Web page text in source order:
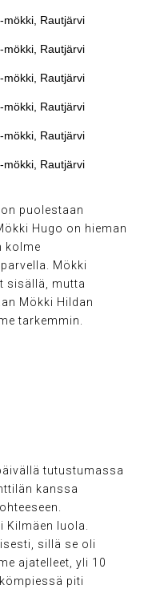
puolestaan
Hugo on hieman
kolme
Mökki
sisällä, mutta
Mökki Hildan
tarkemmin.
tutustumassa
kanssa
luola.
sillä se oli
ajatelleet, yli 10
piti